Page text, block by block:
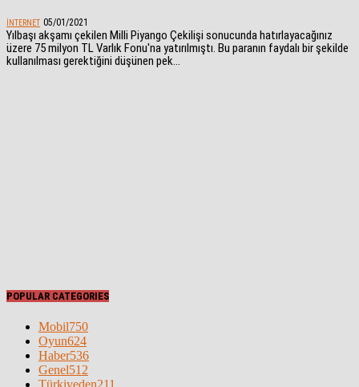
İNTERNET 05/01/2021
Yılbaşı akşamı çekilen Milli Piyango Çekilişi sonucunda hatırlayacağınız
üzere 75 milyon TL Varlık Fonu'na yatırılmıştı. Bu paranın faydalı bir şekilde
kullanılması gerektiğini düşünen pek...
POPULAR CATEGORIES
Mobil750
Oyun624
Haber536
Genel512
Türkiyeden211